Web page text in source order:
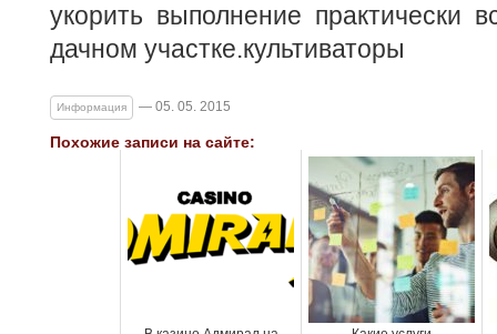
укорить выполнение практически
дачном участке.культиваторы
Информация — 05. 05. 2015
Похожие записи на сайте: